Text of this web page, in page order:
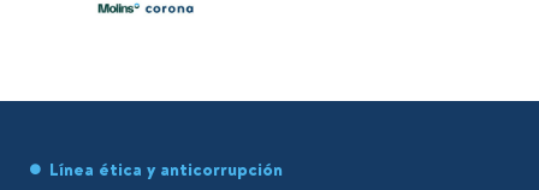
Línea ética y anticorrupción